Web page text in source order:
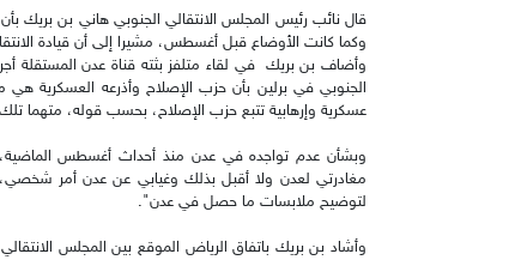
قال نائب رئيس المجلس الانتقالي الجنوبي هاني بن بريك
وكما كانت الأوضاع قبل أغسطس، مشيرا إلى أن قيادة
الجنوبي في برلين بأن حزب الإصلاح وأذرعه العسكرية
عسكرية وإرهابية تتبع حزب الإصلاح، بحسب قوله، متهما
وبشأن عدم تواجده في عدن منذ أحداث أغسطس
مغادرتي لعدن ولا أقبل بذلك وغيابي عن عدن أمر شخصي،
لتوضيح ملابسات ما حصل في عدن".
وأشاد بن بريك باتفاق الرياض الموقع بين المجلس